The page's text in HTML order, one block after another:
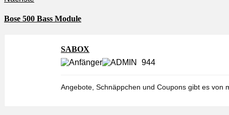
Bose 500 Bass Module
SABOX
944
Angebote, Schnäppchen und Coupons gibt es von